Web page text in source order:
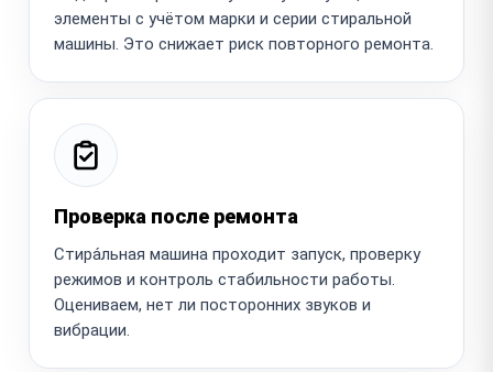
элементы с учётом марки и серии стиральной
машины. Это снижает риск повторного ремонта.
Проверка после ремонта
Стира́льная машина проходит запуск, проверку
режимов и контроль стабильности работы.
Оцениваем, нет ли посторонних звуков и
вибрации.